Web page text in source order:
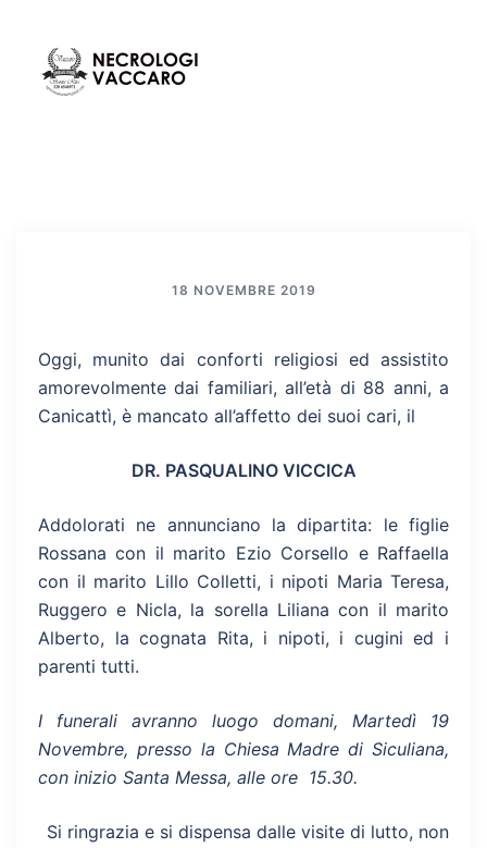
contenuto
18 NOVEMBRE 2019
Oggi, munito dai conforti religiosi ed assistito
amorevolmente dai familiari, all’età di 88 anni, a
Canicattì, è mancato all’affetto dei suoi cari, il
DR. PASQUALINO VICCICA
Addolorati ne annunciano la dipartita: le figlie
Rossana con il marito Ezio Corsello e Raffaella
con il marito Lillo Colletti, i nipoti Maria Teresa,
Ruggero e Nicla, la sorella Liliana con il marito
Alberto, la cognata Rita, i nipoti, i cugini ed i
parenti tutti.
I funerali avranno luogo domani, Martedì 19
Novembre, presso la Chiesa Madre di Siculiana,
con inizio Santa Messa, alle ore 15.30.
Si ringrazia e si dispensa dalle visite di lutto, non